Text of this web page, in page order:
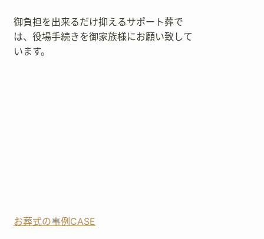
御負担を出来るだけ抑えるサポート葬で
は、役場手続きを御家族様にお願い致して
います。
お葬式の事例CASE